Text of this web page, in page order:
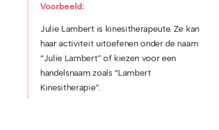
Voorbeeld:
Julie Lambert is kinesitherapeute. Ze kan
haar activiteit uitoefenen onder de naam
“Julie Lambert” of kiezen voor een
handelsnaam zoals “Lambert
Kinesitherapie”.